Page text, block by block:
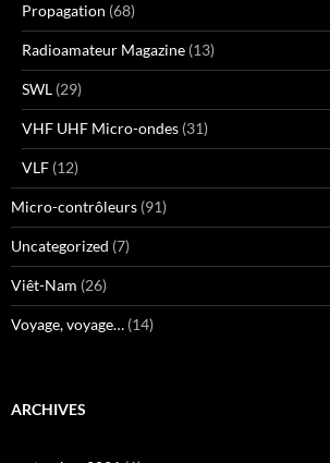
Propagation (68)
Radioamateur Magazine (13)
SWL (29)
VHF UHF Micro-ondes (31)
VLF (12)
Micro-contrôleurs (91)
Uncategorized (7)
Viêt-Nam (26)
Voyage, voyage… (14)
ARCHIVES